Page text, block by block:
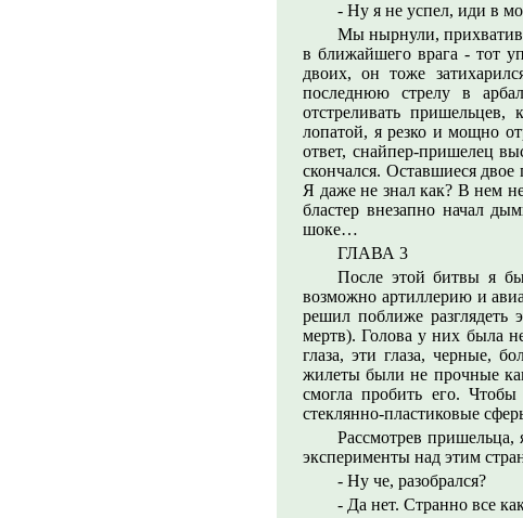
- Ну я не успел, иди в
Мы нырнули, прихватив
в ближайшего врага - тот
двоих, он тоже
последнюю стрелу в
отстреливать
лопатой, я резко и мощно
ответ, снайпер-пришелец
скончался. Оставшиеся
Я даже не знал как? В нем
бластер внезапно начал
шоке…
ГЛАВА 3
После этой битвы я
возможно артиллерию и
решил поближе
мертв). Голова у них была
глаза, эти глаза, черные,
жилеты были не прочные
смогла пробить его.
стеклянно-пластиковые
Рассмотрев пришельца,
эксперименты над этим
- Ну че, разобрался?
- Да нет. Странно все